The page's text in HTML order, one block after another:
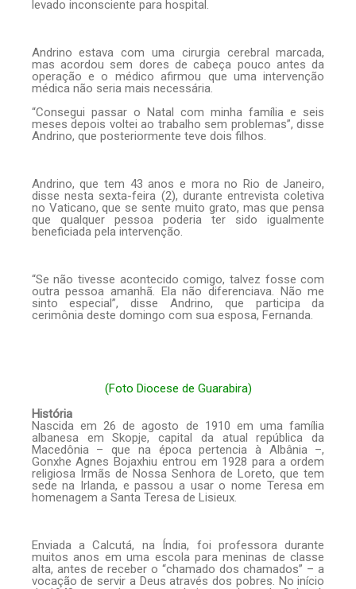
levado inconsciente para hospital.
Andrino estava com uma cirurgia cerebral marcada,
mas acordou sem dores de cabeça pouco antes da
operação e o médico afirmou que uma intervenção
médica não seria mais necessária.
“Consegui passar o Natal com minha família e seis
meses depois voltei ao trabalho sem problemas”, disse
Andrino, que posteriormente teve dois filhos.
Andrino, que tem 43 anos e mora no Rio de Janeiro,
disse nesta sexta-feira (2), durante entrevista coletiva
no Vaticano, que se sente muito grato, mas que pensa
que qualquer pessoa poderia ter sido igualmente
beneficiada pela intervenção.
“Se não tivesse acontecido comigo, talvez fosse com
outra pessoa amanhã. Ela não diferenciava. Não me
sinto especial”, disse Andrino, que participa da
cerimônia deste domingo com sua esposa, Fernanda.
(Foto Diocese de Guarabira)
História
Nascida em 26 de agosto de 1910 em uma família
albanesa em Skopje, capital da atual república da
Macedônia – que na época pertencia à Albânia –,
Gonxhe Agnes Bojaxhiu entrou em 1928 para a ordem
religiosa Irmãs de Nossa Senhora de Loreto, que tem
sede na Irlanda, e passou a usar o nome Teresa em
homenagem a Santa Teresa de Lisieux.
Enviada a Calcutá, na Índia, foi professora durante
muitos anos em uma escola para meninas de classe
alta, antes de receber o “chamado dos chamados” – a
vocação de servir a Deus através dos pobres. No início